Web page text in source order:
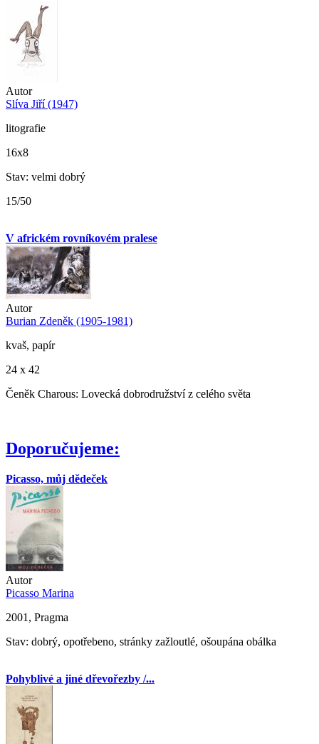
Autor
Slíva Jiří (1947)
litografie
16x8
Stav: velmi dobrý
15/50
V africkém rovníkovém pralese
Autor
Burian Zdeněk (1905-1981)
kvaš, papír
24 x 42
Čeněk Charous: Lovecká dobrodružství z celého světa
Doporučujeme:
Picasso, můj dědeček
Autor
Picasso Marina
2001, Pragma
Stav: dobrý, opotřebeno, stránky zažloutlé, ošoupána obálka
Pohyblivé a jiné dřevořezby /...